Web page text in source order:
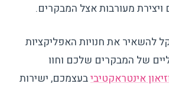
מעורבות אצל המבקרים.
להשאיר את חנויות האפליקציות
של המבקרים שלכם וחוו
אינטראקטיביבעצמכם, ישירות